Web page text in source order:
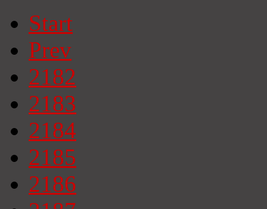
Start
Prev
2182
2183
2184
2185
2186